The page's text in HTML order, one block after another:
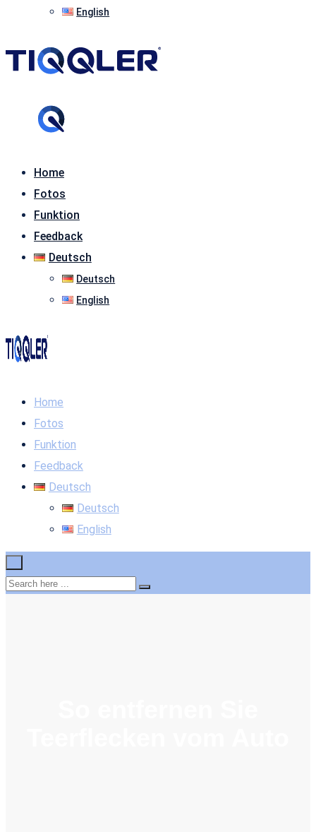
English
Home
Fotos
Funktion
Feedback
Deutsch
Deutsch
English
Home
Fotos
Funktion
Feedback
Deutsch
Deutsch
English